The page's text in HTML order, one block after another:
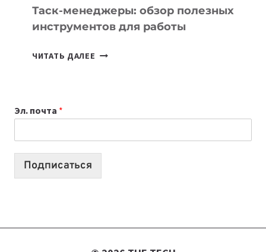
СЕГОДНЯ
Таск-менеджеры: обзор полезных
инструментов для работы
ЧИТАТЬ ДАЛЕЕ ТАСК-
РАБОТЫ
Эл. почта *
Подписаться